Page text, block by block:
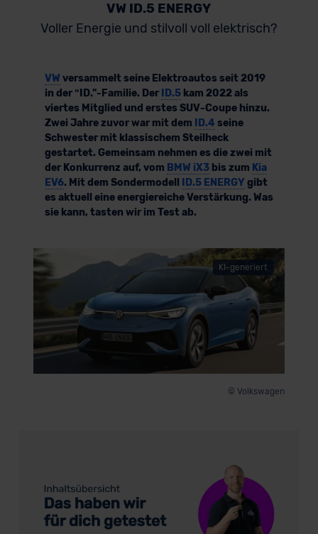
VW ID.5 ENERGY
Voller Energie und stilvoll voll elektrisch?
VW versammelt seine Elektroautos seit 2019
in der ʺID."-Familie. Der
ID.5kam 2022 als
viertes Mitglied und erstes SUV-Coupe hinzu.
Zwei Jahre zuvor war mit dem
ID.4 seine
Schwester mit klassischem Steilheck
gestartet. Gemeinsam nehmen es die zwei mit
der Konkurrenz auf, vom BMW iX3bis zum Kia
EV6. Mit dem Sondermodell ID.5 ENERGY gibt
es aktuell eine energiereiche Verstärkung. Was
sie kann, tasten wir im Test ab.
KI-generiert
© Volkswagen